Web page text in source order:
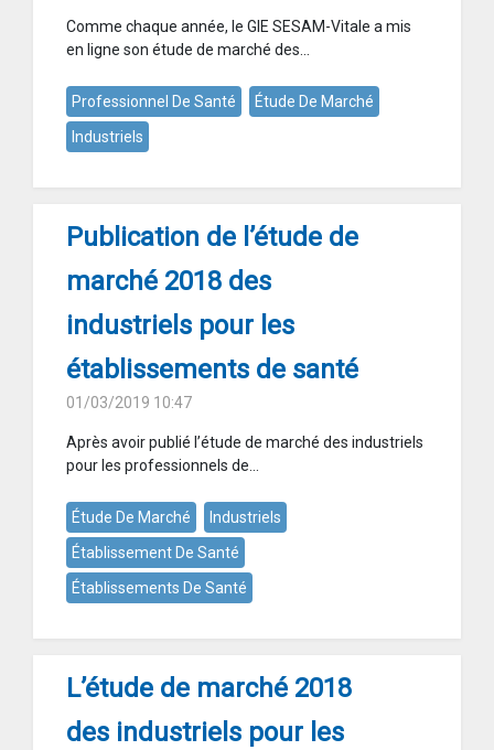
Comme chaque année, le GIE SESAM-Vitale a mis
en ligne son étude de marché des...
Professionnel De Santé
Étude De Marché
Industriels
Publication de l’étude de
marché 2018 des
industriels pour les
établissements de santé
01/03/2019 10:47
Après avoir publié l’étude de marché des industriels
pour les professionnels de...
Étude De Marché
Industriels
Établissement De Santé
Établissements De Santé
L’étude de marché 2018
des industriels pour les